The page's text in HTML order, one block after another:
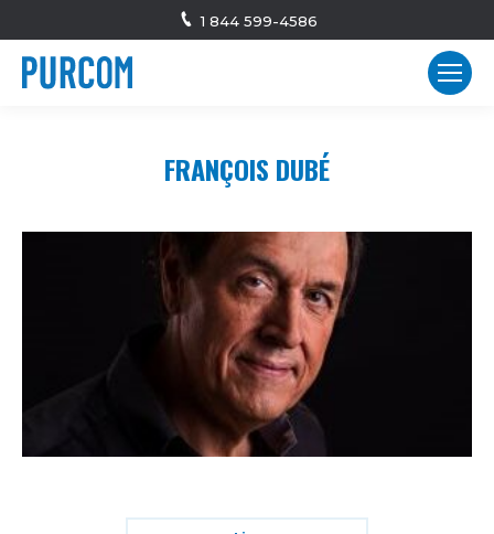
1 844 599-4586
FRANÇOIS DUBÉ